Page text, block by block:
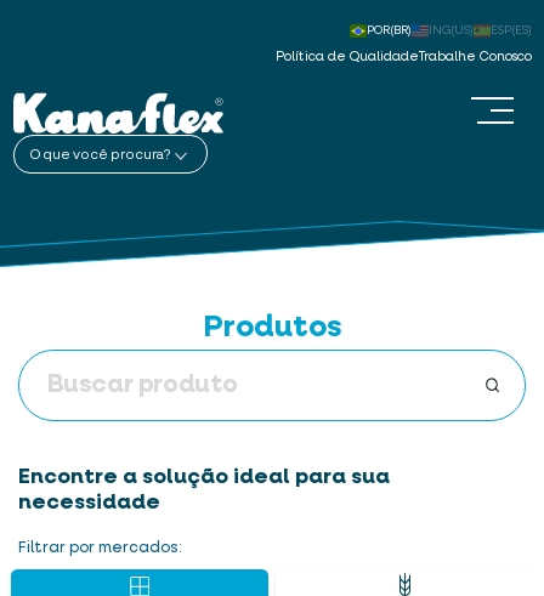
Política de Qualidade Trabalhe Conosco
POR(BR) ING(US) ESP(ES)
O que você procura?
Produtos
Encontre a solução ideal para sua
necessidade
Filtrar por mercados: